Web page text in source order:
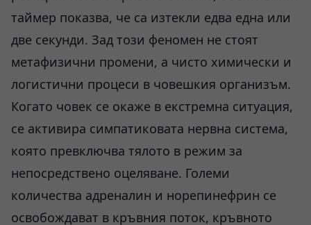
таймер показва, че са изтекли едва една или
две секунди. Зад този феномен не стоят
метафизични промени, а чисто химически и
логистични процеси в човешкия организъм.
Когато човек се окаже в екстремна ситуация,
се активира симпатиковата нервна система,
която превключва тялото в режим за
непосредствено оцеляване. Големи
количества адреналин и норепинефрин се
освобождават в кръвния поток, кръвното